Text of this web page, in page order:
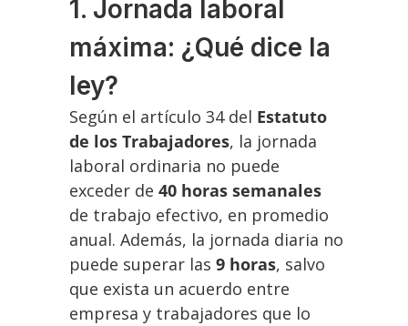
1. Jornada laboral
máxima: ¿Qué dice la
ley?
Según el artículo 34 del Estatuto
de los Trabajadores, la jornada
laboral ordinaria no puede
exceder de40 horas semanales
de trabajo efectivo, en promedio
anual. Además, la jornada diaria no
puede superar las9 horas, salvo
que exista un acuerdo entre
empresa y trabajadores que lo